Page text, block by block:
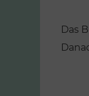
Das